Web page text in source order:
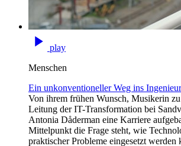
play
Menschen
Ein unkonventioneller Weg ins
Von ihrem frühen Wunsch, Musikerin
Leitung der IT-Transformation bei
Antonia Dåderman eine Karriere
Mittelpunkt die Frage steht, wie
praktischer Probleme eingesetzt werden